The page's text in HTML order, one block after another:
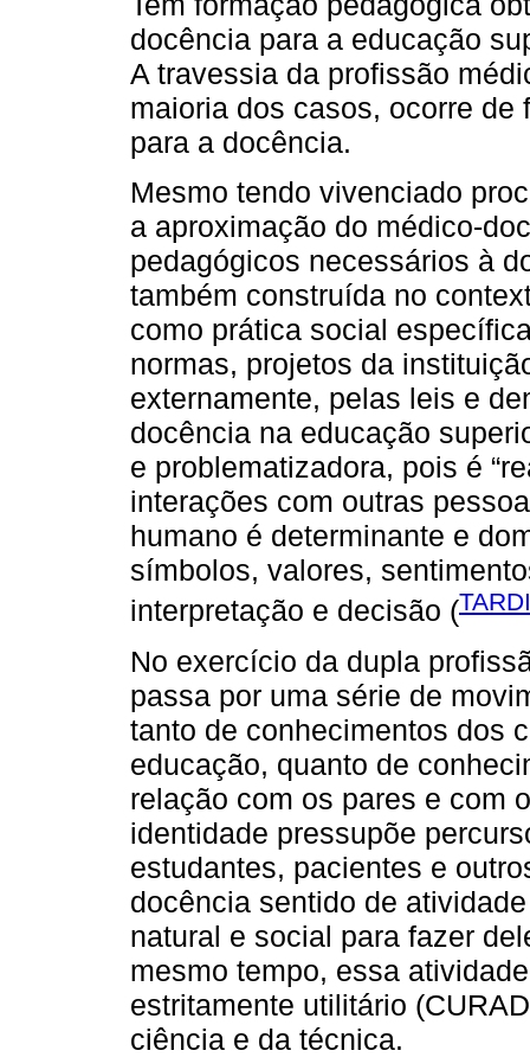
docência para a educação
A travessia da profissão
maioria dos casos, ocorre
para a docência.
Mesmo tendo vivenciado
a aproximação do médico-
pedagógicos necessários à
também construída no
como prática social
normas, projetos da
externamente, pelas leis e
docência na educação
e problematizadora, pois é
interações com outras
humano é determinante e
símbolos, valores,
interpretação e decisão (
No exercício da dupla
passa por uma série de
tanto de conhecimentos dos
educação, quanto de
relação com os pares e com
identidade pressupõe
estudantes, pacientes e
docência sentido de
natural e social para fazer
mesmo tempo, essa
estritamente utilitário
ciência e da técnica.